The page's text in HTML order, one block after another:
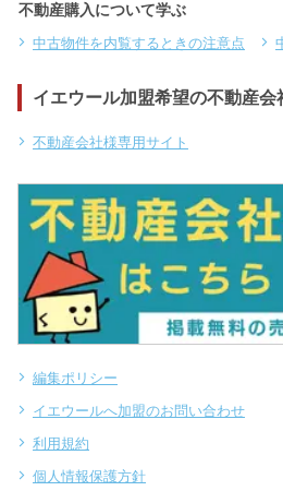
不動産購入について学ぶ
中古物件を内覧するときの注意点
イエウール加盟希望の不動産会
不動産会社様専用サイト
編集ポリシー
イエウールへ加盟のお問い合わせ
利用規約
個人情報保護方針